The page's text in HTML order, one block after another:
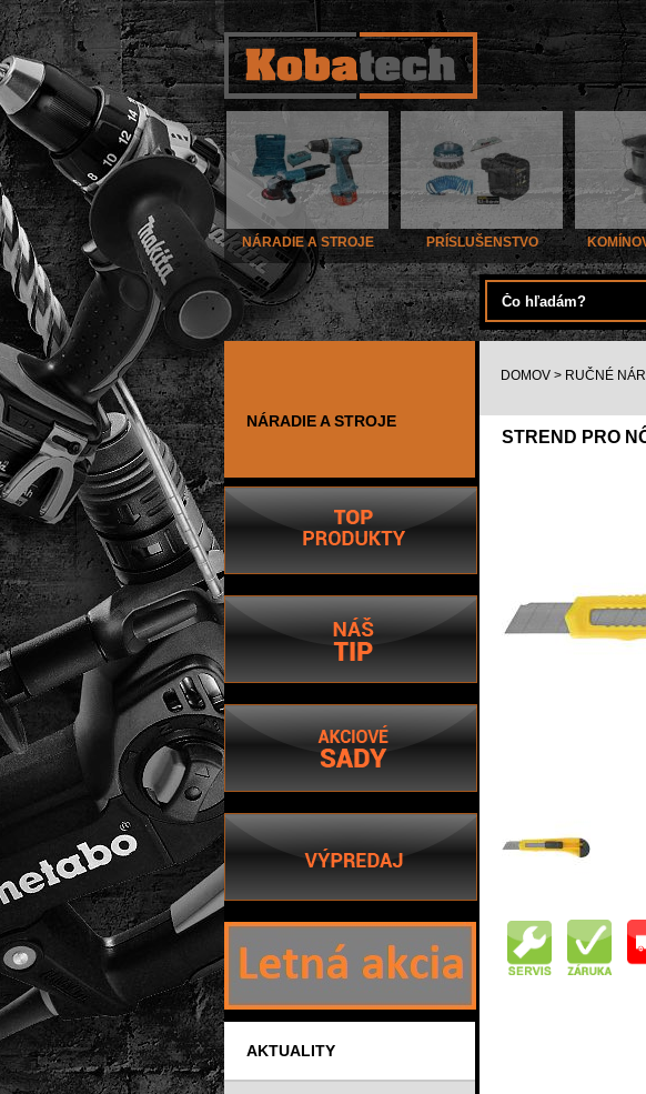
NÁRADIE A STROJE PRÍSLUŠENSTVO
NÁRADIE A STROJE
AKTUALITY
DOMOV > RUČNÉ
STREND PRO